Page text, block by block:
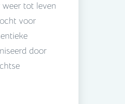
tot leven
voor
door